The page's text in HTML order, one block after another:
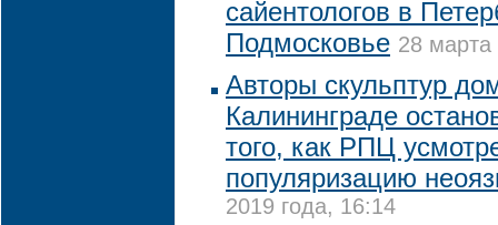
сайентологов в
Подмосковье 28 марта
Авторы скульптур
Калининграде
того, как РПЦ
популяризацию
2019 года, 16:14